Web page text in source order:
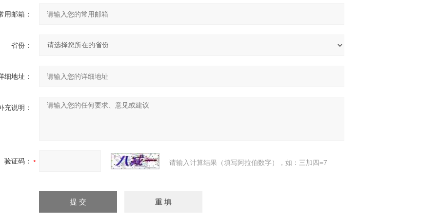
用邮箱：
省份：
细地址：
充说明：
验证码： 请输入计算结果（填写阿拉伯数字），如：三加四=7